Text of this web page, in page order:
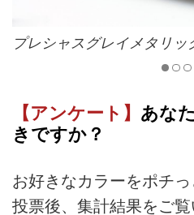
プレシャスグレイメタリッ
【アンケート】 あな
きですか？
お好きなカラーをポチっ
投票後、集計結果をご覧